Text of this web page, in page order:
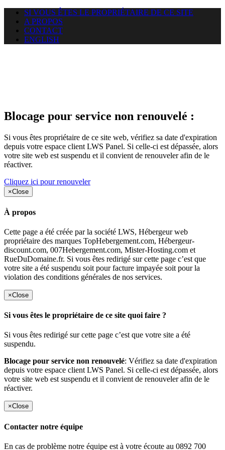
SI VOUS ÊTES LE PROPRIÉTAIRE DE CE SITE
A PROPOS
CONTACT
ENGLISH
Blocage pour service non renouvelé :
Si vous êtes propriétaire de ce site web, vérifiez sa date d'expiration
depuis votre espace client LWS Panel. Si celle-ci est dépassée, alors
votre site web est suspendu et il convient de renouveler afin de le
réactiver.
Cliquez ici pour renouveler
×Close
À propos
Cette page a été créée par la société LWS, Hébergeur web
propriétaire des marques TopHebergement.com, Hébergeur-
discount.com, 007Hebergement.com, Mister-Hosting.com et
RueDuDomaine.fr. Si vous êtes redirigé sur cette page c’est que
votre site a été suspendu soit pour facture impayée soit pour la
violation des conditions générales de nos services.
×Close
Si vous êtes le propriétaire de ce site quoi faire ?
Si vous êtes redirigé sur cette page c’est que votre site a été
suspendu.
Blocage pour service non renouvelé: Vérifiez sa date d'expiration
depuis votre espace client LWS Panel. Si celle-ci est dépassée, alors
votre site web est suspendu et il convient de renouveler afin de le
réactiver.
×Close
Contacter notre équipe
En cas de problème notre équipe est à votre écoute au 0892 700